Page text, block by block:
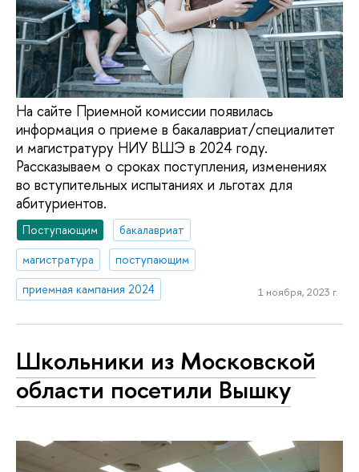
На сайте Приемной комиссии появилась
информация о приеме в бакалавриат/специалитет
и магистратуру НИУ ВШЭ в 2024 году.
Рассказываем о сроках поступления, изменениях
во вступительных испытаниях и льготах для
абитуриентов.
Поступающим
бакалавриат
магистратура
поступающим
приемная кампания 2024
1 ноября, 2023 г.
Школьники из Московской
области посетили Вышку